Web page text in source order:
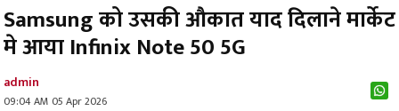
Samsung को उसकी औकात याद दिलाने मार्केट
मे आया Infinix Note 50 5G
admin
09:04 AM 05 Apr 2026